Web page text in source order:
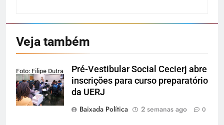
Veja também
Foto: Filipe Dutra
Pré-Vestibular Social Cecierj abre
inscrições para curso preparatório
da UERJ
Baixada Política
2 semanas ago 0